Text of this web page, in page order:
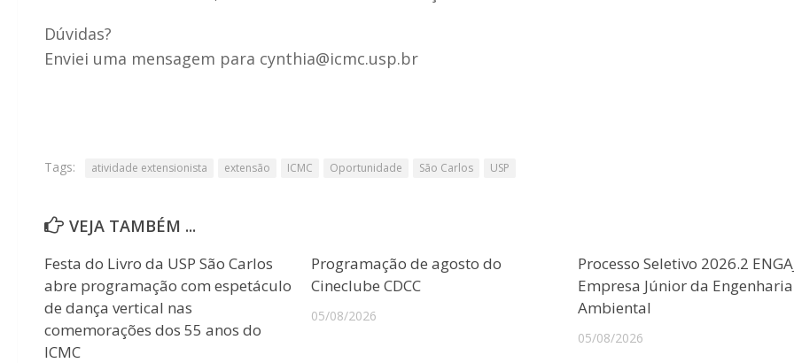
Dúvidas?
Enviei uma mensagem para cynthia@icmc.usp.br
Tags: atividade extensionista extensão ICMC Oportunidade São Carlos USP
VEJA TAMBÉM ...
Festa do Livro da USP São Carlos
abre programação com espetáculo
de dança vertical nas
comemorações dos 55 anos do
ICMC
Programação de agosto do
Cineclube CDCC
05/08/2026
Processo Seletivo 2026.2
Empresa Júnior da Engenharia
Ambiental
05/08/2026